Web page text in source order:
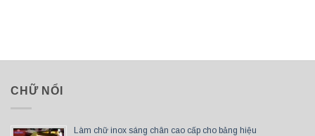
CHỮ NỔI
Làm chữ inox sáng chân cao cấp cho bảng hiệu